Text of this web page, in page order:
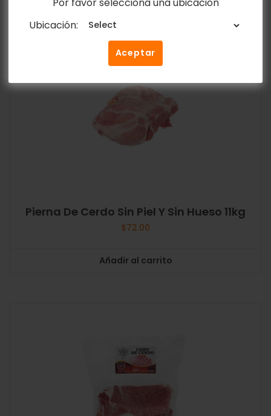
Ubicación:
Aceptar
Pierna De Cerdo Sin Piel Y Sin Hueso 11kg
$72.00
Añadir al carrito